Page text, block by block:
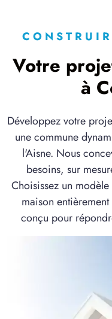
Votre
à
Développez votre
une commune
l'Aisne. Nous
besoins, sur
Choisissez un
maison
conçu pour